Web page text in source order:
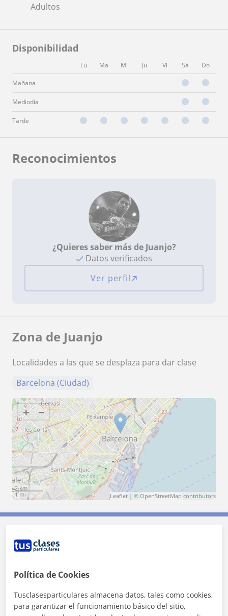
Adultos
Disponibilidad
Lu Ma Mi Ju Vi Sá Do
Mañana
Mediodía
Tarde
Reconocimientos
¿Quieres saber más de Juanjo?
Datos verificados
Ver perfil
Zona de Juanjo
Localidades a las que se desplaza para dar clase
Barcelona (Ciudad)
+ −
2 km
1 mi
Leaflet | © OpenStreetMap contributors
Contacta con Juanjo
Tarifa
1ª clase gratis
Política de Cookies
Tusclasesparticulares almacena datos, tales como cookies,
para garantizar el funcionamiento básico del sitio,